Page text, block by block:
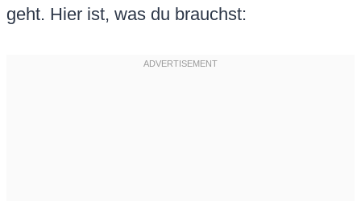
geht. Hier ist, was du brauchst: